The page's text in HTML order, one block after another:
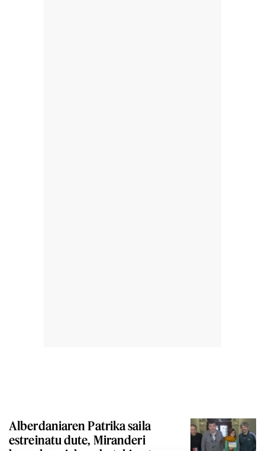
Alberdaniaren Patrika saila
estreinatu dute, Miranderi